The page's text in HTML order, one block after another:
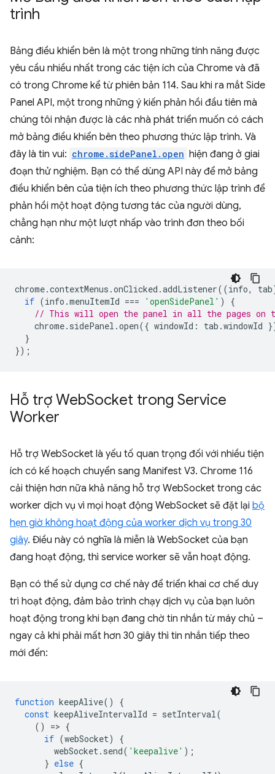
trình
Bảng điều khiển bên là một trong những tính năng được
yêu cầu nhiều nhất trong các tiện ích của Chrome và đã
có trong Chrome kể từ phiên bản 114. Sau khi ra mắt Side
Panel API, một trong những ý kiến phản hồi đầu tiên mà
chúng tôi nhận được là các nhà phát triển muốn có cách
mở bảng điều khiển bên theo phương thức lập trình. Và
đây là tin vui: chrome.sidePanel.open hiện đang ở giai
đoạn thử nghiệm. Bạn có thể dùng API này để mở bảng
điều khiển bên của tiện ích theo phương thức lập trình để
phản hồi một hoạt động tương tác của người dùng,
chẳng hạn như một lượt nhấp vào trình đơn theo bối
cảnh:
chrome.contextMenus .onClicked .addListener((info, tab
if (info .menuItemId === 'openSidePanel' )
{
// This will open the panel in all the pages on
chrome. sidePanel .open({ windowId : tab .windowId
}
});
Hỗ trợ WebSocket trong Service
Worker
Hỗ trợ WebSocket là yếu tố quan trọng đối với nhiều tiện
ích có kế hoạch chuyển sang Manifest V3. Chrome 116
cải thiện hơn nữa khả năng hỗ trợ WebSocket trong các
worker dịch vụ vì mọi hoạt động WebSocket sẽ đặt lại bộ
hẹn giờ không hoạt động của worker dịch vụ trong 30
giây. Điều này có nghĩa là miễn là WebSocket của bạn
đang hoạt động, thì service worker sẽ vẫn hoạt động.
Bạn có thể sử dụng cơ chế này để triển khai cơ chế duy
trì hoạt động, đảm bảo trình chạy dịch vụ của bạn luôn
hoạt động trong khi bạn đang chờ tin nhắn từ máy chủ –
ngay cả khi phải mất hơn 30 giây thì tin nhắn tiếp theo
mới đến:
function keepAlive()
{
const keepAliveIntervalId = setInterval(
()
=> {
if (webSocket)
{
webSocket. send( 'keepalive' );
} else {